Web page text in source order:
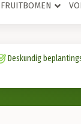
FRUITBOMEN
Deskundig